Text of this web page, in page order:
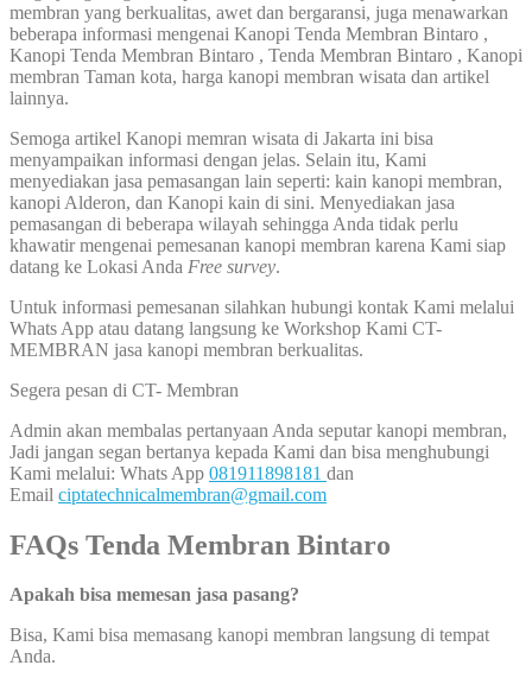
membran yang berkualitas, awet dan bergaransi, juga menawarkan
beberapa informasi mengenai Kanopi Tenda Membran Bintaro ,
Kanopi Tenda Membran Bintaro , Tenda Membran Bintaro , Kanopi
membran Taman kota, harga kanopi membran wisata dan artikel
lainnya.
Semoga artikel Kanopi memran wisata di Jakarta ini bisa
menyampaikan informasi dengan jelas. Selain itu, Kami
menyediakan jasa pemasangan lain seperti: kain kanopi membran,
kanopi Alderon, dan Kanopi kain di sini. Menyediakan jasa
pemasangan di beberapa wilayah sehingga Anda tidak perlu
khawatir mengenai pemesanan kanopi membran karena Kami siap
datang ke Lokasi Anda Free survey.
Untuk informasi pemesanan silahkan hubungi kontak Kami melalui
Whats App atau datang langsung ke Workshop Kami CT-
MEMBRAN jasa kanopi membran berkualitas.
Segera pesan di CT- Membran
Admin akan membalas pertanyaan Anda seputar kanopi membran,
Jadi jangan segan bertanya kepada Kami dan bisa menghubungi
Kami melalui: Whats App 081911898181 dan
Email ciptatechnicalmembran@gmail.com
FAQs Tenda Membran Bintaro
Apakah bisa memesan jasa pasang?
Bisa, Kami bisa memasang kanopi membran langsung di tempat
Anda.